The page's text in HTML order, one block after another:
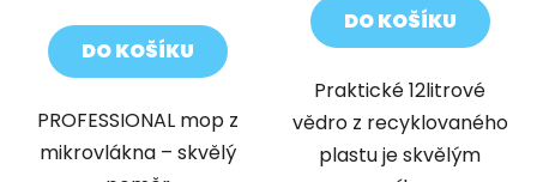
DO KOŠÍKU
PROFESSIONAL mop z
mikrovlákna – skvělý
DO KOŠÍKU
Praktické 12litrové
vědro z recyklovaného
plastu je skvělým